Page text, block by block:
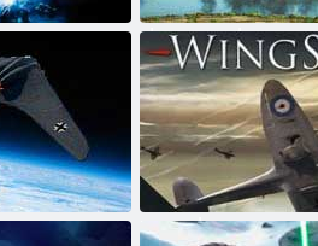
אַפּאַטשי: לופט אַססאַולט
פייגל פון פּריי